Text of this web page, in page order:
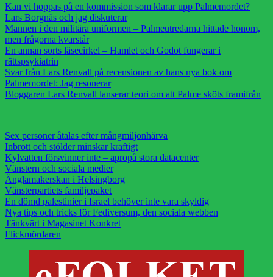
Kan vi hoppas på en kommission som klarar upp Palmemordet?
Lars Borgnäs och jag diskuterar
Mannen i den militära uniformen – Palmeutredarna hittade honom,
men frågorna kvarstår
En annan sorts läsecirkel – Hamlet och Godot fungerar i
rättspsykiatrin
Svar från Lars Renvall på recensionen av hans nya bok om
Palmemordet: Jag resonerar
Bloggaren Lars Renvall lanserar teori om att Palme sköts framifrån
Sex personer åtalas efter mångmiljonhärva
Inbrott och stölder minskar kraftigt
Kylvatten försvinner inte – apropå stora datacenter
Vänstern och sociala medier
Änglamakerskan i Helsingborg
Vänsterpartiets familjepaket
En dömd palestinier i Israel behöver inte vara skyldig
Nya tips och tricks för Fediversum, den sociala webben
Tänkvärt i Magasinet Konkret
Flickmördaren